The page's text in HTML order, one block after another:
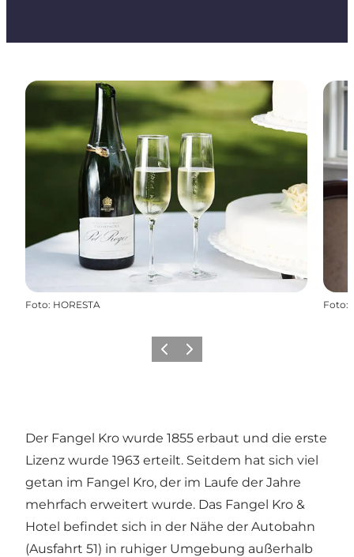
Foto: HORESTA Foto:
ZurückWeiter
Der Fangel Kro wurde 1855 erbaut und die erste
Lizenz wurde 1963 erteilt. Seitdem hat sich viel
getan im Fangel Kro, der im Laufe der Jahre
mehrfach erweitert wurde. Das Fangel Kro &
Hotel befindet sich in der Nähe der Autobahn
(Ausfahrt 51) in ruhiger Umgebung außerhalb